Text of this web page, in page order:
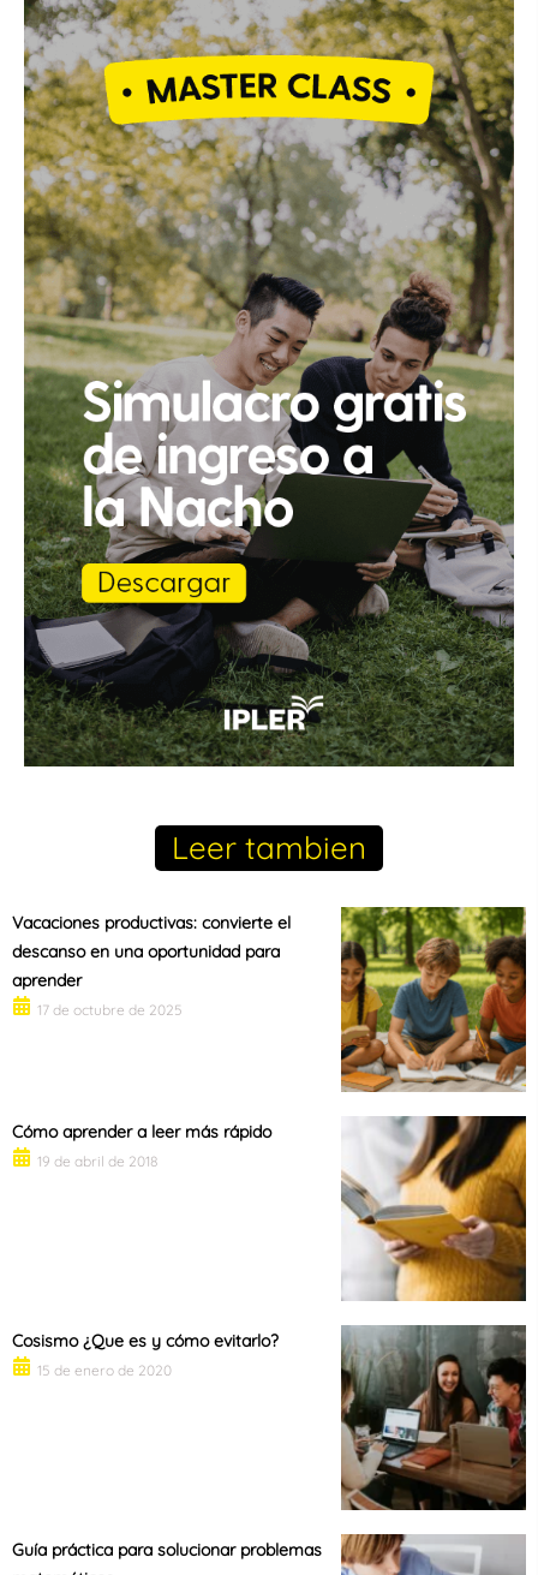
Leer tambien
Vacaciones productivas: convierte el
descanso en una oportunidad para
aprender
17 de octubre de 2025
Cómo aprender a leer más rápido
19 de abril de 2018
Cosismo ¿Que es y cómo evitarlo?
15 de enero de 2020
Guía práctica para solucionar problemas